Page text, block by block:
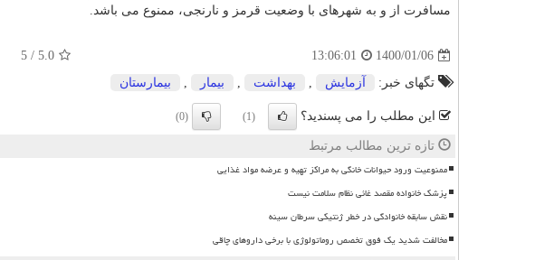
مسافرت از و به شهرهای با وضعیت قرمز و نارنجی، ممنوع می باشد.
1400/01/06
13:06:01
5.0
/
5
تگهای خبر: آزمایش , بهداشت , بیمار , بیمارستان
این مطلب را می پسندید؟ (1)
(0)
تازه ترین مطالب مرتبط
ممنوعیت ورود حیوانات خانگی به مراکز تهیه و عرضه مواد غذایی
پزشک خانواده مقصد غائی نظام سلامت نیست
نقش سابقه خانوادگی در خطر ژنتیکی سرطان سینه
مخالفت شدید یک فوق تخصص روماتولوژی با برخی داروهای چاقی